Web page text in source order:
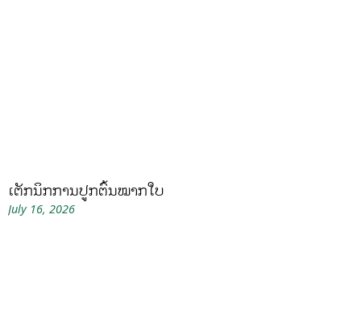
ເຕັກນິກການປູກຕົ້ນໝາກໃບ
July 16, 2026